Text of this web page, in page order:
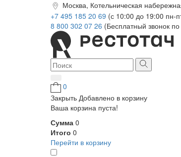
Москва, Котельническая
+7 495 185 20 69 (с 10:00 до 19:00 пн-
8 800 302 07 26 (Бесплатный звонок
0
Закрыть Добавлено в корзину
Ваша корзина пуста!
Сумма 0
Итого 0
Перейти в корзину